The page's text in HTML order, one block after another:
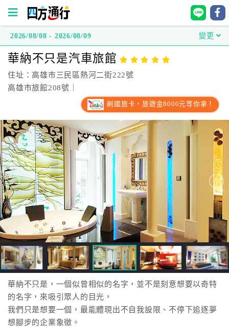
方
通
行
台
灣
訂
房
直
接
跟
飯
店
訂
房
HOT
2026/08/08 - 2026/08/09 變更
華納不只是汽車旅館
住址：高雄市三民區熱河二街222號
高雄市旅館208號｜
刷國旅卡，旅遊金8000元等你拿！
華納不只是，一個似曾相似的名字，並不是刻意想要以奇特
的名字，來吸引眾人的目光，
我們只是想要一個，最能體現出不自我設限、不停下追逐夢
想腳步的企業象徵。